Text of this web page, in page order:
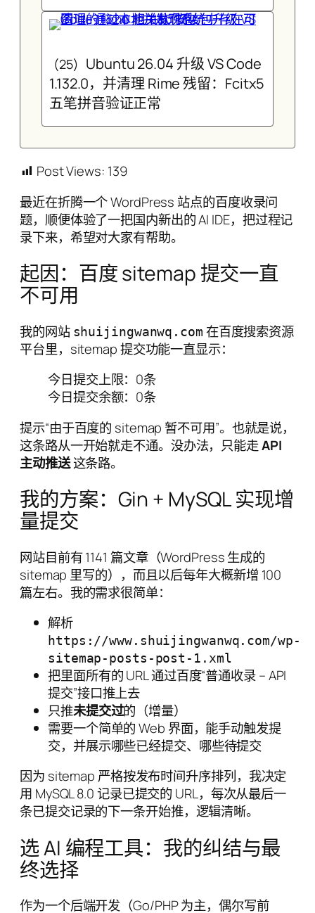
(25) Ubuntu 26.04 升级 VS Code
1.132.0，并清理 Rime 残留：Fcitx5
五笔拼音验证正常
Post Views: 139
最近在折腾一个 WordPress 站点的百度收录问
题，顺便体验了一把国内新出的 AI IDE，把过程记
录下来，希望对大家有帮助。
起因：百度 sitemap 提交一直
不可用
我的网站 shuijingwanwq.com 在百度搜索资源
平台里，sitemap 提交功能一直显示：
今日提交上限：0条
今日提交余额：0条
提示“由于百度的 sitemap 暂不可用”。也就是说，
这条路从一开始就走不通。没办法，只能走API
主动推送这条路。
我的方案：Gin + MySQL 实现增
量提交
网站目前有 1141 篇文章（WordPress 生成的
sitemap 里写的），而且以后每年大概新增 100
篇左右。我的需求很简单：
解析
https://www.shuijingwanwq.com/wp-
sitemap-posts-post-1.xml
把里面所有的 URL 通过百度“普通收录 – API
提交”接口推上去
只推未提交过的（增量）
需要一个简单的 Web 界面，能手动触发提
交，并展示哪些已经提交、哪些待提交
因为 sitemap 严格按发布时间升序排列，我决定
用 MySQL 8.0 记录已提交的 URL，每次从最后一
条已提交记录的下一条开始推，逻辑清晰。
选 AI 编程工具：我的纠结与最
终选择
作为一个后端开发（Go/PHP 为主，偶尔写前